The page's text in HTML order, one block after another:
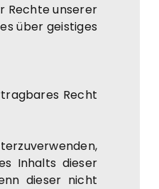
Rechte unserer
über geistiges
Recht
Inhalts dieser
dieser nicht